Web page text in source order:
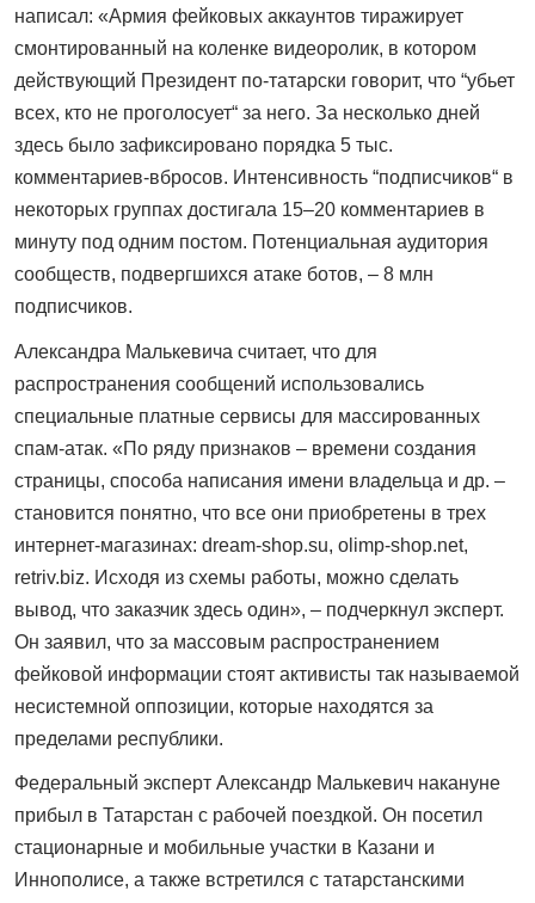
написал: «Армия фейковых аккаунтов тиражирует
смонтированный на коленке видеоролик, в котором
действующий Президент по-татарски говорит, что “убьет
всех, кто не проголосует“ за него. За несколько дней
здесь было зафиксировано порядка 5 тыс.
комментариев-вбросов. Интенсивность “подписчиков“ в
некоторых группах достигала 15–20 комментариев в
минуту под одним постом. Потенциальная аудитория
сообществ, подвергшихся атаке ботов, – 8 млн
подписчиков.
Александра Малькевича считает, что для
распространения сообщений использовались
специальные платные сервисы для массированных
спам-атак. «По ряду признаков – времени создания
страницы, способа написания имени владельца и др. –
становится понятно, что все они приобретены в трех
интернет-магазинах: dream-shop.su, olimp-shop.net,
retriv.biz. Исходя из схемы работы, можно сделать
вывод, что заказчик здесь один», – подчеркнул эксперт.
Он заявил, что за массовым распространением
фейковой информации стоят активисты так называемой
несистемной оппозиции, которые находятся за
пределами республики.
Федеральный эксперт Александр Малькевич накануне
прибыл в Татарстан с рабочей поездкой. Он посетил
стационарные и мобильные участки в Казани и
Иннополисе, а также встретился с татарстанскими